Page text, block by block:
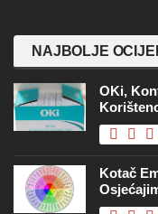
NAJBOLJE
OKi,
Kotač